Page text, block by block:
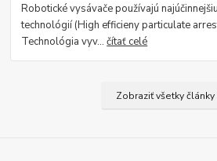
Robotické vysávače používajú
technológií (High efficieny particulate
Technológia vyv...čítať celé
Zobraziť všetky články